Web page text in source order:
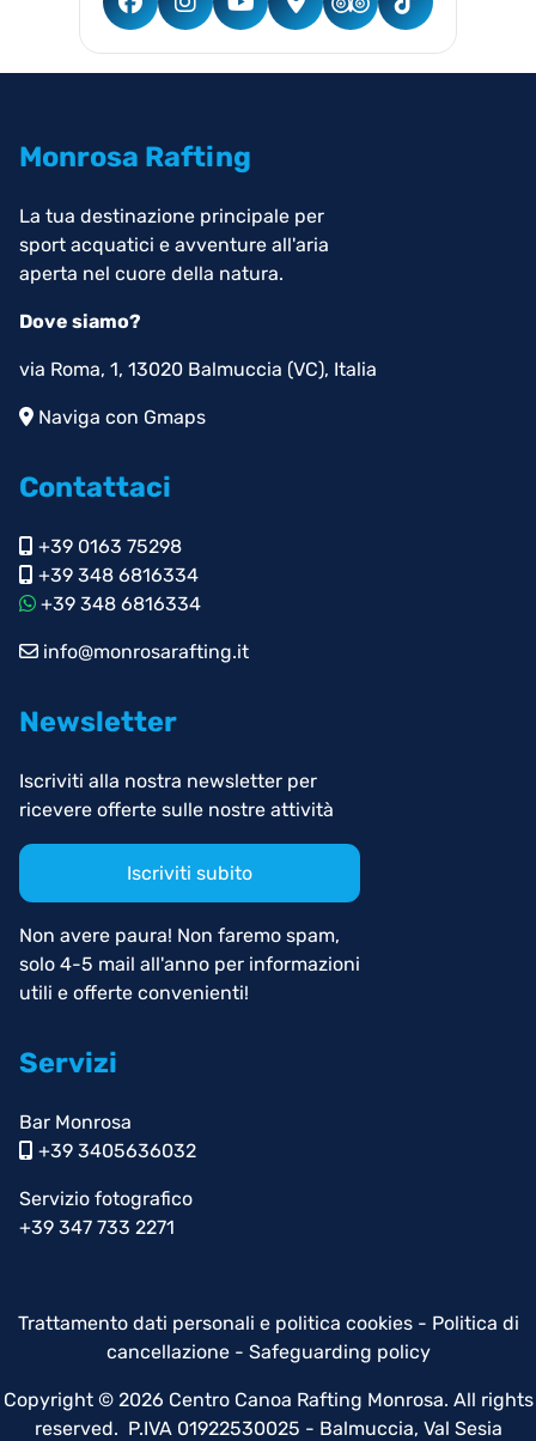
Monrosa Rafting
La tua destinazione principale per
sport acquatici e avventure all'aria
aperta nel cuore della natura.
Dove siamo?
via Roma, 1, 13020 Balmuccia (VC), Italia
Naviga con Gmaps
Contattaci
+39 0163 75298
+39 348 6816334
+39 348 6816334
info@monrosarafting.it
Newsletter
Iscriviti alla nostra newsletter per
ricevere offerte sulle nostre attività
Iscriviti subito
Non avere paura! Non faremo spam,
solo 4-5 mail all'anno per informazioni
utili e offerte convenienti!
Servizi
Bar Monrosa
+39 3405636032
Servizio fotografico
+39 347 733 2271
Trattamento dati personali e politica cookies- Politica di
cancellazione - Safeguarding policy
Copyright © 2026 Centro Canoa Rafting Monrosa. All rights
reserved. P.IVA 01922530025 - Balmuccia, Val Sesia